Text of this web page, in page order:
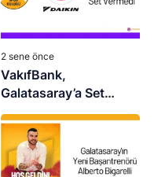
2 sene önce
VakıfBank,
Galatasaray’a Set
Vermedi